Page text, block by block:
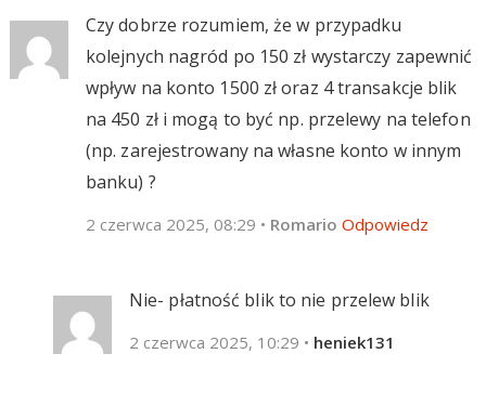
Czy dobrze rozumiem, że w przypadku
kolejnych nagród po 150 zł wystarczy zapewnić
wpływ na konto 1500 zł oraz 4 transakcje blik
na 450 zł i mogą to być np. przelewy na telefon
(np. zarejestrowany na własne konto w innym
banku) ?
2 czerwca 2025, 08:29 • Romario Odpowiedz
Nie- płatność blik to nie przelew blik
2 czerwca 2025, 10:29 • heniek131